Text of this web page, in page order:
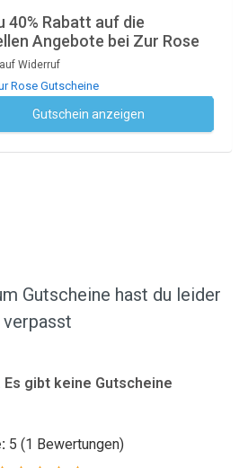
40% Rabatt auf die
Angebote bei Zur Rose
Widerruf
Rose Gutscheine
Gutschein anzeigen
Gutscheine hast du leider
verpasst
Es gibt keine Gutscheine
5 (1 Bewertungen)